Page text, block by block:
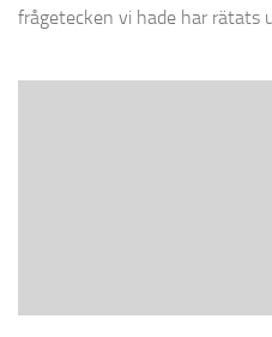
frågetecken vi hade har rätats